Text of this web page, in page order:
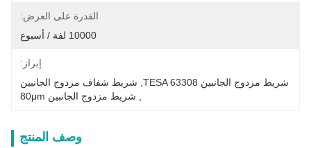
القدرة على العرض:
10000 لفة / أسبوع
إبراز:
شريط مزدوج الجانبين TESA 63308
شريط شفاف مزدوج الجانبين
شريط مزدوج الجانبين 80μm
وصف المنتج